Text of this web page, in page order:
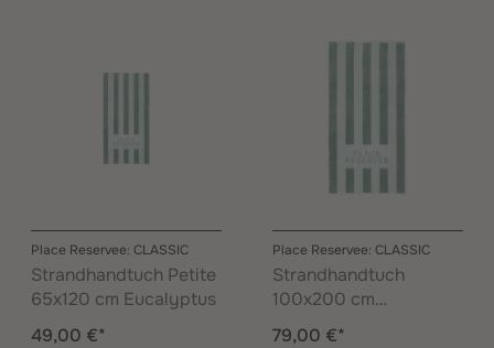
Place Reservee: CLASSIC
Strandhandtuch Petite
65x120 cm Eucalyptus
49,00 €*
Place Reservee: CLASSIC
Strandhandtuch
100x200 cm
Eucalyptus
79,00 €*